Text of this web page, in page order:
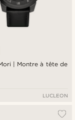
| Montre à tête de
LUCLEON